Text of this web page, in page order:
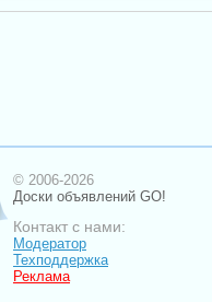
© 2006-2026
Доски объявлений GO!
Контакт с нами:
Модератор
Техподдержка
Реклама